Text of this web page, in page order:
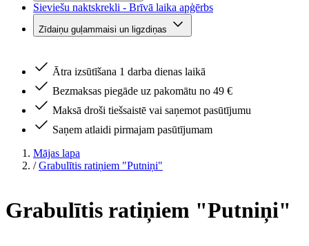
Sieviešu naktskrekli - Brīvā laika apģērbs
Zīdaiņu guļammaisi un ligzdiņas
Ātra izsūtīšana 1 darba dienas laikā
Bezmaksas piegāde uz pakomātu no 49 €
Maksā droši tiešsaistē vai saņemot pasūtījumu
Saņem atlaidi pirmajam pasūtījumam
Mājas lapa
/ Grabulītis ratiņiem "Putniņi"
Grabulītis ratiņiem "Putniņi"